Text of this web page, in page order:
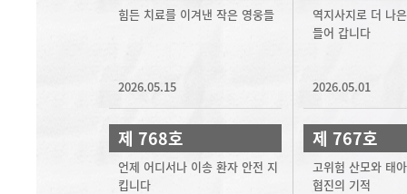
힘든 치료를 이겨낸 작은 영웅들
2026.05.15
역지사지로 더 나
들어 갑니다
2026.05.01
제 768호
언제 어디서나 이송 환자 안전 지
킵니다
제 767호
고위험 산모와 태
협진의 기적